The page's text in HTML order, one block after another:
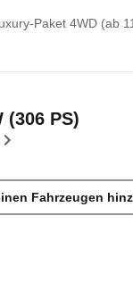
Paket 4WD (ab
(306 PS)
Fahrzeugen